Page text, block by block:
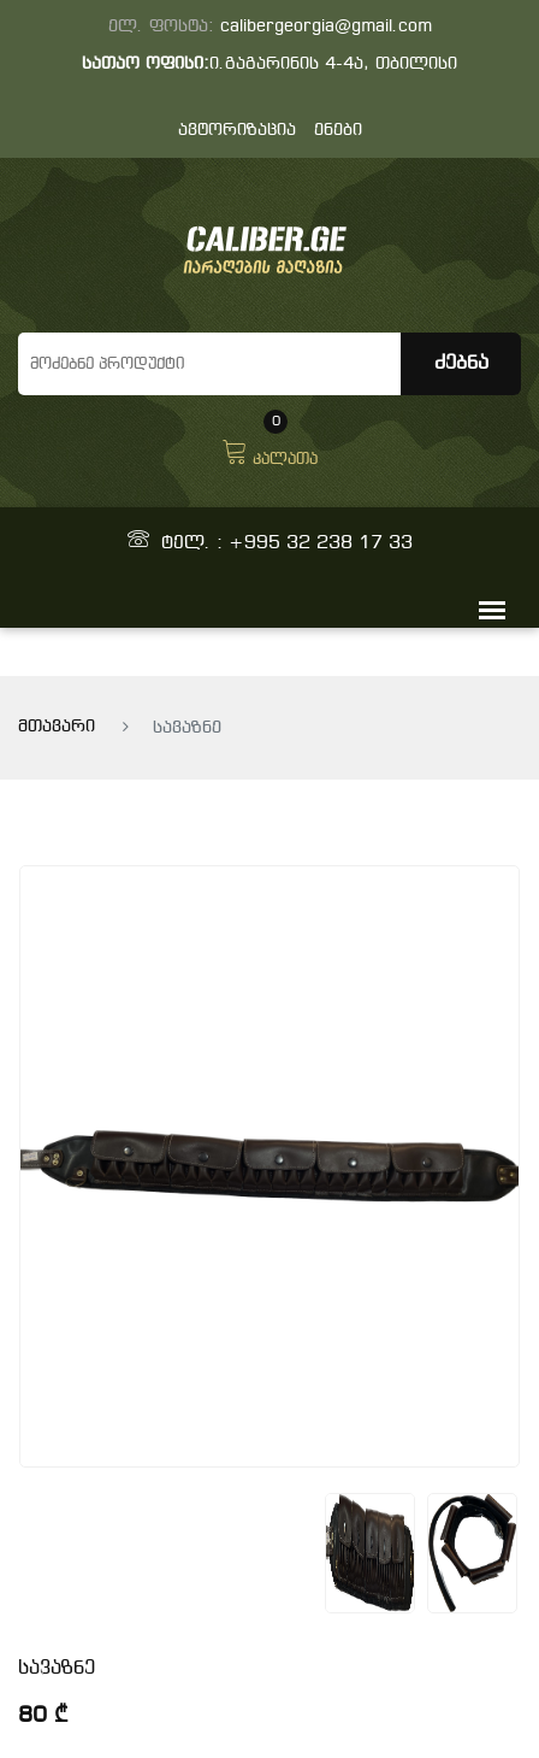
ელ. ფოსტა: calibergeorgia@gmail.com
სათაო ოფისი:ი.გაგარინის 4-4ა, თბილისი
ავტორიზაცია ენები
0
კალათა
ტელ. : +995 32 238 17 33
მთავარი სავაზნე
სავაზნე
80 ₾